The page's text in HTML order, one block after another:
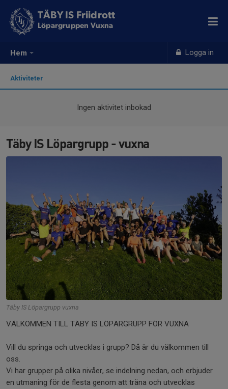
Hem Logga in
TÄBY IS Friidrott
Löpargruppen Vuxna
Aktiviteter
Ingen aktivitet inbokad
Täby IS Löpargrupp - vuxna
Täby IS Löpargrupp vuxna
VÄLKOMMEN TILL TÄBY IS LÖPARGRUPP FÖR VUXNA
Vill du springa och utvecklas i grupp? Då är du välkommen till
oss.
Vi har grupper på olika nivåer, se indelning nedan, och erbjuder
en utmaning för de flesta genom att träna och utvecklas